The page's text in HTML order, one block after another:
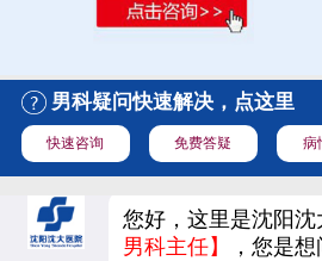
男科疑问快速解决，点这里
快速咨询 免费答疑 病
您好，这里是沈阳沈
男科主任】
，您是